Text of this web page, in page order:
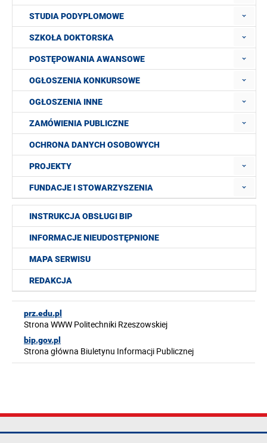
STUDIA PODYPLOMOWE
SZKOŁA DOKTORSKA
POSTĘPOWANIA AWANSOWE
OGŁOSZENIA KONKURSOWE
OGŁOSZENIA INNE
ZAMÓWIENIA PUBLICZNE
OCHRONA DANYCH OSOBOWYCH
PROJEKTY
FUNDACJE I STOWARZYSZENIA
INSTRUKCJA OBSŁUGI BIP
INFORMACJE NIEUDOSTĘPNIONE
MAPA SERWISU
REDAKCJA
prz.edu.pl
Strona WWW Politechniki Rzeszowskiej
bip.gov.pl
Strona główna Biuletynu Informacji Publicznej
Politechnika tel.: +48 17 865 Mapa serwisu